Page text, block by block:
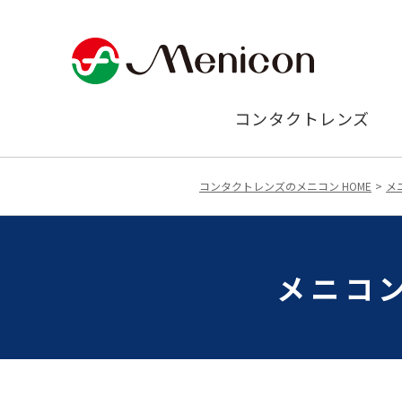
コンタクトレンズ
コンタクトレンズのメニコン HOME メ
メニコ